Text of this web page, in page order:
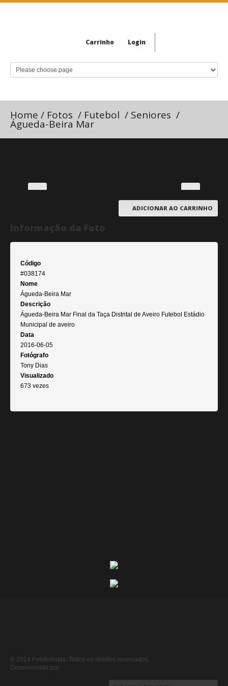
Carrinho Login
Home / Fotos / Futebol / Seniores /
Águeda-Beira Mar
ADICIONAR AO CARRINHO
Código
#038174
Nome
Águeda-Beira Mar
Descrição
Águeda-Beira Mar Final da Taça Distrital de Aveiro Futebol Estádio
Municipal de aveiro
Data
2016-06-05
Fotógrafo
Tony Dias
Visualizado
673 vezes
© 2014 Fotobolistas. Todos os direitos reservados.
Desenvolvido por